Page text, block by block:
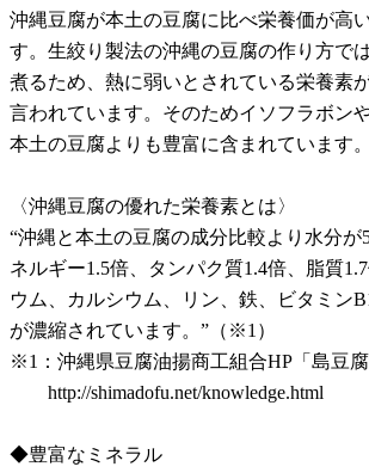
沖縄豆腐が本土の豆腐に比べ栄養価が高
す。生絞り製法の沖縄の豆腐の作り方で
煮るため、熱に弱いとされている栄養素
言われています。そのためイソフラボン
本土の豆腐よりも豊富に含まれています。
〈沖縄豆腐の優れた栄養素とは〉
“沖縄と本土の豆腐の成分比較より水分が
ネルギー1.5倍、タンパク質1.4倍、脂質
ウム、カルシウム、リン、鉄、ビタミン
が濃縮されています。”（※1）
※1：沖縄県豆腐油揚商工組合HP「島豆
http://shimadofu.net/knowledge.html
◆豊富なミネラル